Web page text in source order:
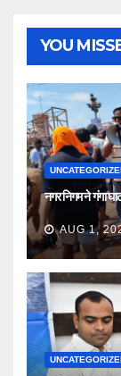
YOU
नगर निगम ने गंगा
AUG 1,